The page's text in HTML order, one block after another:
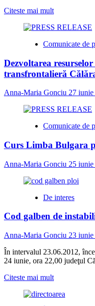
Citeste mai multRead
about
a
la
atac
în
prima
sa
apariţie,
după
Comunicate de
Dezvoltarea
transfrontalieră
Anna-Maria Gonciu 27 iunie
Comunicate de
Curs Limba Bulgara
Anna-Maria Gonciu 25 iunie
De interes
Cod galben de
Anna-Maria Gonciu 23 iunie
În intervalul 23.06.2012,
24 iunie, ora 22,00 judeţul
Citeste mai multRead
about